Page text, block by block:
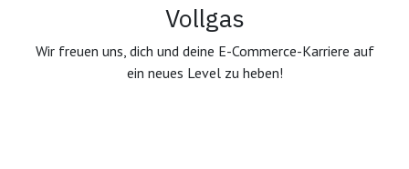
Vollgas
Wir freuen uns, dich und deine E-Commerce-Karriere auf
ein neues Level zu heben!